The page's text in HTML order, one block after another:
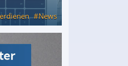
News